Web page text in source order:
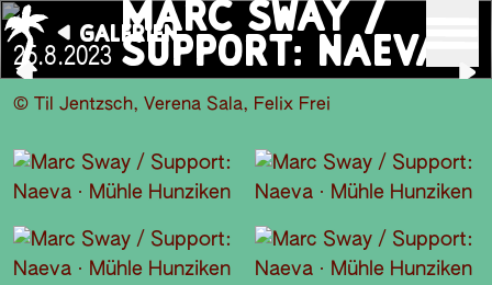
GALERIEN
25.8.2023
MARC SWAY /
SUPPORT: NAEVA
© Til Jentzsch, Verena Sala, Felix Frei